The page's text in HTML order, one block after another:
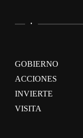
.
GOBIERNO
ACCIONES
INVIERTE
VISITA